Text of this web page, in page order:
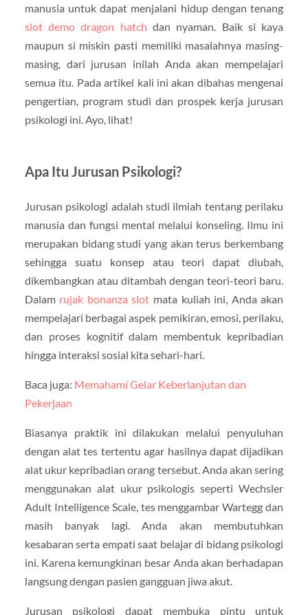
manusia untuk dapat menjalani hidup dengan tenang
slot demo dragon hatch dan nyaman. Baik si kaya
maupun si miskin pasti memiliki masalahnya masing-
masing, dari jurusan inilah Anda akan mempelajari
semua itu. Pada artikel kali ini akan dibahas mengenai
pengertian, program studi dan prospek kerja jurusan
psikologi ini. Ayo, lihat!
Apa Itu Jurusan Psikologi?
Jurusan psikologi adalah studi ilmiah tentang perilaku
manusia dan fungsi mental melalui konseling. Ilmu ini
merupakan bidang studi yang akan terus berkembang
sehingga suatu konsep atau teori dapat diubah,
dikembangkan atau ditambah dengan teori-teori baru.
Dalam rujak bonanza slot mata kuliah ini, Anda akan
mempelajari berbagai aspek pemikiran, emosi, perilaku,
dan proses kognitif dalam membentuk kepribadian
hingga interaksi sosial kita sehari-hari.
Baca juga: Memahami Gelar Keberlanjutan dan
Pekerjaan
Biasanya praktik ini dilakukan melalui penyuluhan
dengan alat tes tertentu agar hasilnya dapat dijadikan
alat ukur kepribadian orang tersebut. Anda akan sering
menggunakan alat ukur psikologis seperti Wechsler
Adult Intelligence Scale, tes menggambar Wartegg dan
masih banyak lagi. Anda akan membutuhkan
kesabaran serta empati saat belajar di bidang psikologi
ini. Karena kemungkinan besar Anda akan berhadapan
langsung dengan pasien gangguan jiwa akut.
Jurusan psikologi dapat membuka pintu untuk